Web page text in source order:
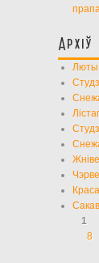
Архіў
Люты
1
8